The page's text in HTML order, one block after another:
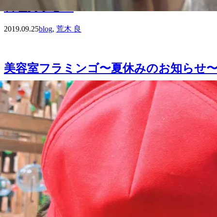
料理男子⑥🍳
2019.09.25blog, 荒木 良
美容室フラミンゴ〜夏休みのお知らせ
2019.09.08 blog ,三浦 旭